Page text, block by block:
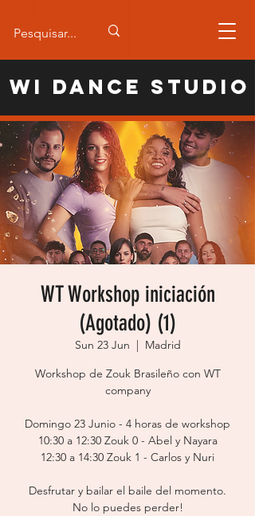
WI Dance Studio
WT Workshop iniciación
(Agotado) (1)
Sun 23 Jun
  |
Madrid
Workshop de Zouk Brasileño con WT
company
Domingo 23 Junio - 4 horas de workshop
10:30 a 12:30 Zouk 0 - Abel y Nayara
12:30 a 14:30 Zouk 1 - Carlos y Nuri
Desfrutar y bailar el baile del momento.
No lo puedes perder!